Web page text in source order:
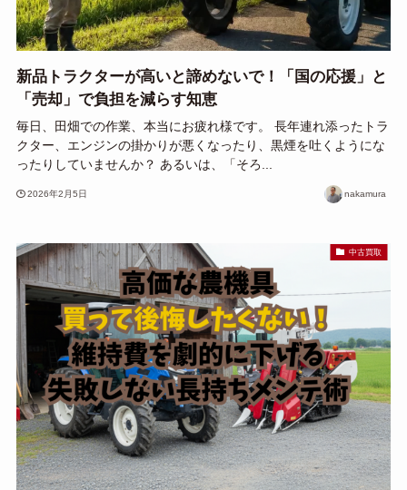
新品トラクターが高いと諦めないで！「国の応援」と
「売却」で負担を減らす知恵
毎日、田畑での作業、本当にお疲れ様です。 長年連れ添ったトラ
クター、エンジンの掛かりが悪くなったり、黒煙を吐くようにな
ったりしていませんか？ あるいは、「そろ...
2026年2月5日 nakamura
中古買取